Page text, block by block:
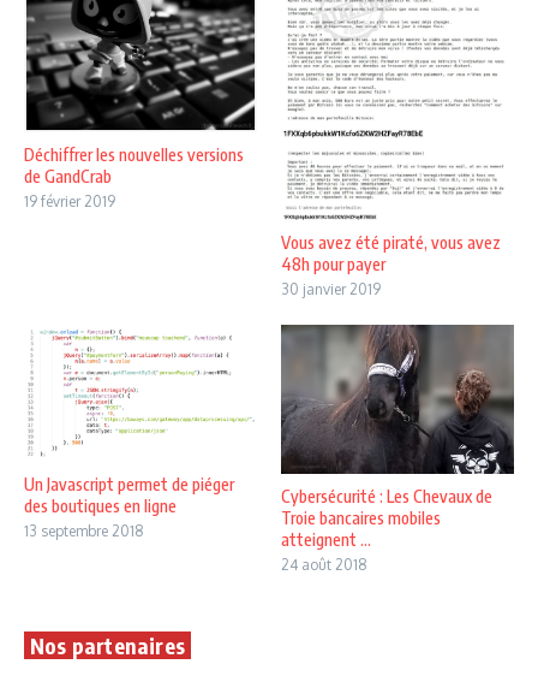
Déchiffrer les nouvelles versions
de GandCrab
19 février 2019
Vous avez été piraté, vous avez
48h pour payer
30 janvier 2019
Un Javascript permet de piéger
des boutiques en ligne
13 septembre 2018
Cybersécurité : Les Chevaux de
Troie bancaires mobiles
atteignent ...
24 août 2018
Nos partenaires